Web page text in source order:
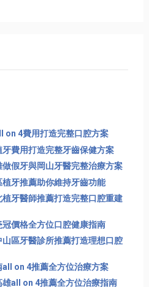
on 4費用打造完整口腔方案
費用打造完整牙齒保健方案
假牙與岡山牙醫完整治療方案
牙推薦助你維持牙齒功能
牙醫師推薦打造完整口腔重建
價格全方位口腔健康指南
區牙醫診所推薦打造理想口腔
on 4推薦全方位治療方案
all on 4推薦全方位治療指南